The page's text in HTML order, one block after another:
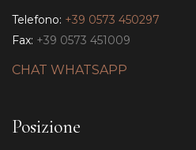
Telefono: +39 0573 450297
Fax: +39 0573 451009
CHAT WHATSAPP
Posizione